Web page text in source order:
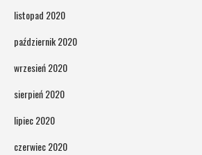
listopad 2020
październik 2020
wrzesień 2020
sierpień 2020
lipiec 2020
czerwiec 2020